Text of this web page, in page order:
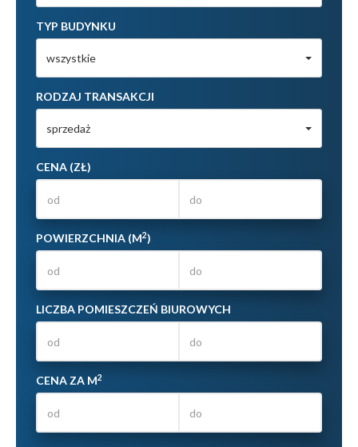
TYP BUDYNKU
wszystkie
RODZAJ TRANSAKCJI
sprzedaż
CENA (ZŁ)
POWIERZCHNIA (M2)
LICZBA POMIESZCZEŃ BIUROWYCH
CENA ZA M2